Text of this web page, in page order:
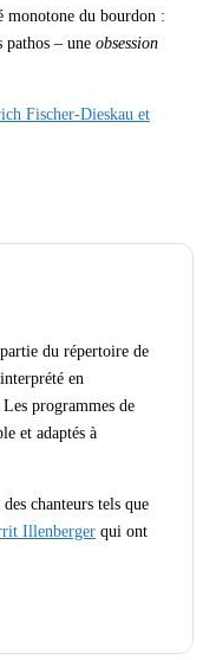
monotone du bourdon :
– une obsession
Fischer-Dieskau et
du répertoire de
en
programmes de
et adaptés à
chanteurs tels que
Illenberger qui ont